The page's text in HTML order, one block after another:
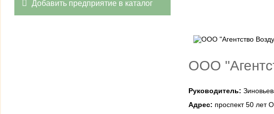
Добавить предприятие в каталог
ООО
Руководитель:
Адрес: проспект 50 лет